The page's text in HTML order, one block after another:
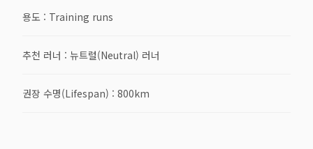
용도 : Training runs
추천 러너 : 뉴트럴(Neutral) 러너
권장 수명(Lifespan) : 800km